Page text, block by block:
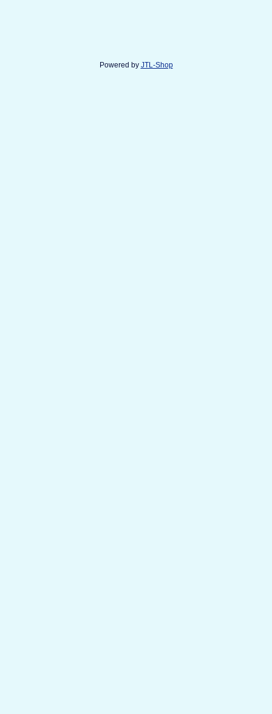
Powered by JTL-Shop